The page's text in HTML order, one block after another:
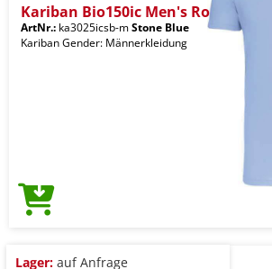
Kariban Bio150ic Men's Ro
ArtNr.: ka3025icsb-mStone Blue
Kariban Gender: Männerkleidung
Lager: auf Anfrage